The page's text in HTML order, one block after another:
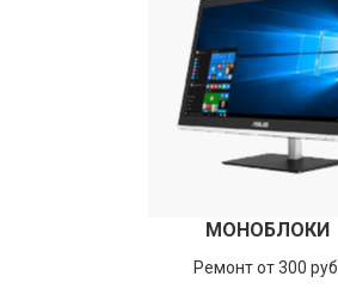
МОНОБЛОКИ
Ремонт от 300 руб.